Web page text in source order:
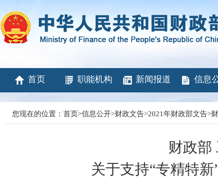
首页 职能机构 新闻报道 信息
您现在的位置： 首页>信息公开>财政文告>2021年财政部文告>
财政部
关于支持“专精特